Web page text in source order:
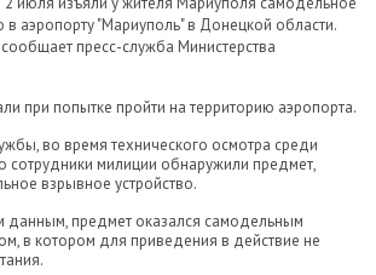
в аэропорту "Мариуполь" в Донецкой области.
пресс-служба Министерства
при попытке пройти на территорию аэропорта.
во время технического осмотра среди
сотрудники милиции обнаружили предмет,
взрывное устройство.
данным, предмет оказался самодельным
в котором для приведения в действие не